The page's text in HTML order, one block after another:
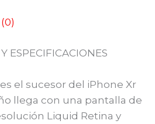
ESPECIFICACIONES
es el sucesor del iPhone Xr
llega con una pantalla de
Liquid Retina y